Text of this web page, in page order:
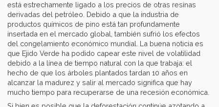
está estrechamente ligado a los precios de otras resinas
derivadas del petróleo. Debido a que la industria de
productos químicos de pino está tan profundamente
insertada en el mercado global, también sufrió los efectos
del congelamiento económico mundial. La buena noticia es
que Ejido Verde ha podido capear este nivel de volatilidad
debido a la línea de tiempo natural con la que trabaja: el
hecho de que los árboles plantados tardan 10 años en
alcanzar la madurez y salir al mercado significa que hay
mucho tiempo para recuperarse de una recesión económica.